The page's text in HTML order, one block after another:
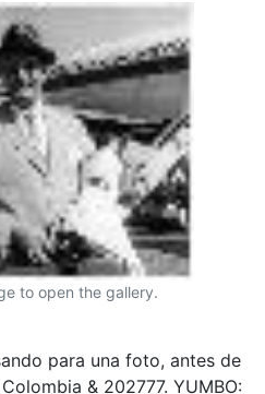
to open the gallery.
para una foto, antes de
& 202777. YUMBO: